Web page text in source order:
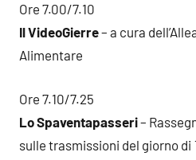
Ore 7.00/7.10
Il VideoGierre– a cura
Alimentare
Ore 7.10/7.25
Lo Spaventapasseri–
sulle trasmissioni del giorno di